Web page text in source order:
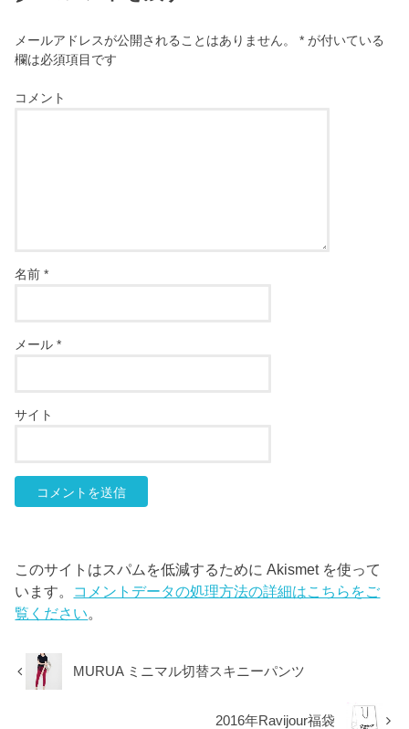
メールアドレスが公開されることはありません。 * が付いている
欄は必須項目です
コメント
名前*
メール*
サイト
このサイトはスパムを低減するために Akismet を使って
います。 コメントデータの処理方法の詳細はこちらをご
覧ください
MURUA ミニマル切替スキニーパンツ
2016年Ravijour福袋